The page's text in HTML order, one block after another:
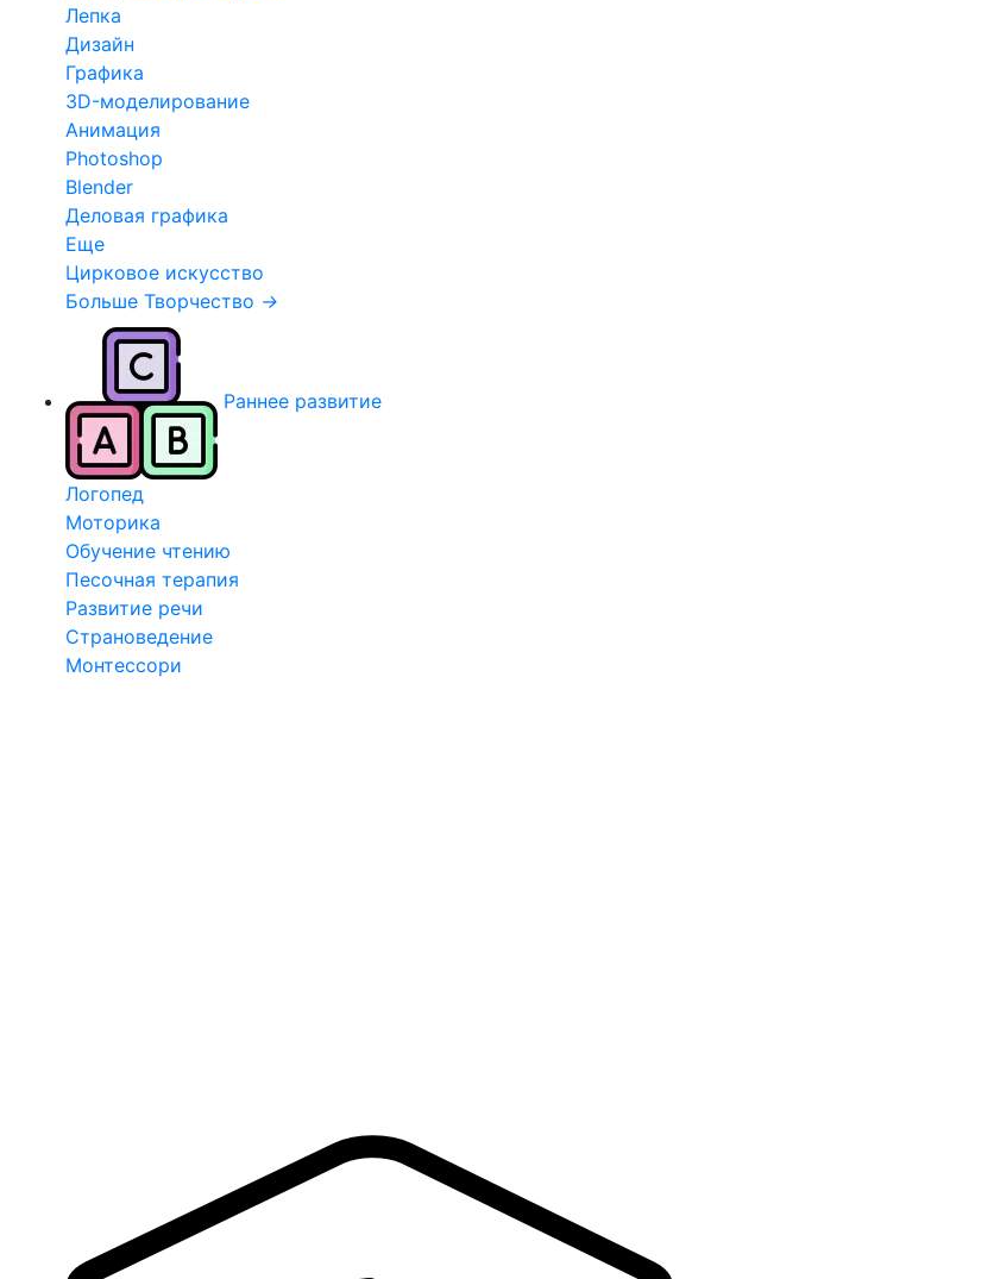
Лепка
Дизайн
Графика
3D-моделирование
Анимация
Photoshop
Blender
Деловая графика
Еще
Цирковое искусство
Больше Творчество →
Раннее развитие
Логопед
Моторика
Обучение чтению
Песочная терапия
Развитие речи
Страноведение
Монтессори